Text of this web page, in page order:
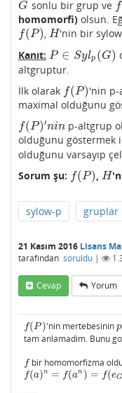
G
G sonlu bir grup ve f
f:
homomorfi) olsun.
f(P)
f(P) ,H
H 'nin bir
Kanıt: P ∈ Sylp (G)
P∈S lp(G)
altgruptur.
İlk olarak f(P)
f(P)
'nin p-
maximal olduğunu
f(P)′nin
f(P)′nin
p-altgrup
olduğunu göstermek
olduğunu varsayıp
Sorum şu: f(P)
f(P) H
H
sylow-p gruplar
21 Kasım 2016 Lisans
tarafından soruldu |
Cevap Yorum
f(P)
f(P) 'nin mertebesininp
p
tam anlamadim. Bunu
f
f bir homomorfizma
f(a)n = f(an ) = f(eG
f(a)n=f (an )=f(eG =e H